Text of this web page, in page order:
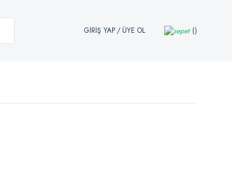
GİRİŞ YAP/ ÜYE OL